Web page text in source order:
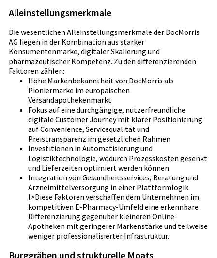
Alleinstellungsmerkmale
Die wesentlichen Alleinstellungsmerkmale der DocMorris
AG liegen in der Kombination aus starker
Konsumentenmarke, digitaler Skalierung und
pharmazeutischer Kompetenz. Zu den differenzierenden
Faktoren zählen:
Hohe Markenbekanntheit von DocMorris als
Pioniermarke im europäischen
Versandapothekenmarkt
Fokus auf eine durchgängige, nutzerfreundliche
digitale Customer Journey mit klarer Positionierung
auf Convenience, Servicequalität und
Preistransparenz im gesetzlichen Rahmen
Investitionen in Automatisierung und
Logistiktechnologie, wodurch Prozesskosten gesenkt
und Lieferzeiten optimiert werden können
Integration von Gesundheitsservices, Beratung und
Arzneimittelversorgung in einer Plattformlogik
l>Diese Faktoren verschaffen dem Unternehmen im
kompetitiven E-Pharmacy-Umfeld eine erkennbare
Differenzierung gegenüber kleineren Online-
Apotheken mit geringerer Markenstärke und teilweise
weniger professionalisierter Infrastruktur.
Burggräben und strukturelle Moats